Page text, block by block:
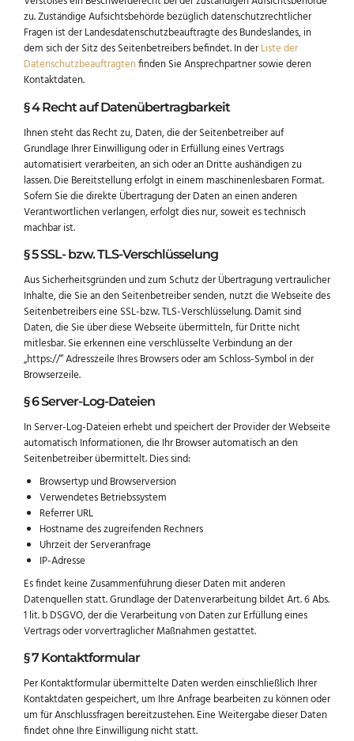
zu. Zuständige Aufsichtsbehörde bezüglich datenschutzrechtlicher
Fragen ist der Landesdatenschutzbeauftragte des Bundeslandes, in
dem sich der Sitz des Seitenbetreibers befindet. In derListe der
Datenschutzbeauftragtenfinden Sie Ansprechpartner sowie deren
Kontaktdaten.
§ 4 Recht auf Datenübertragbarkeit
Ihnen steht das Recht zu, Daten, die der Seitenbetreiber auf
Grundlage Ihrer Einwilligung oder in Erfüllung eines Vertrags
automatisiert verarbeiten, an sich oder an Dritte aushändigen zu
lassen. Die Bereitstellung erfolgt in einem maschinenlesbaren Format.
Sofern Sie die direkte Übertragung der Daten an einen anderen
Verantwortlichen verlangen, erfolgt dies nur, soweit es technisch
machbar ist.
§ 5 SSL- bzw. TLS-Verschlüsselung
Aus Sicherheitsgründen und zum Schutz der Übertragung vertraulicher
Inhalte, die Sie an den Seitenbetreiber senden, nutzt die Webseite des
Seitenbetreibers eine SSL-bzw. TLS-Verschlüsselung. Damit sind
Daten, die Sie über diese Webseite übermitteln, für Dritte nicht
mitlesbar. Sie erkennen eine verschlüsselte Verbindung an der
„https://“ Adresszeile Ihres Browsers oder am Schloss-Symbol in der
Browserzeile.
§ 6 Server-Log-Dateien
In Server-Log-Dateien erhebt und speichert der Provider der Webseite
automatisch Informationen, die Ihr Browser automatisch an den
Seitenbetreiber übermittelt. Dies sind:
Browsertyp und Browserversion
Verwendetes Betriebssystem
Referrer URL
Hostname des zugreifenden Rechners
Uhrzeit der Serveranfrage
IP-Adresse
Es findet keine Zusammenführung dieser Daten mit anderen
Datenquellen statt. Grundlage der Datenverarbeitung bildet Art. 6 Abs.
1 lit. b DSGVO, der die Verarbeitung von Daten zur Erfüllung eines
Vertrags oder vorvertraglicher Maßnahmen gestattet.
§ 7 Kontaktformular
Per Kontaktformular übermittelte Daten werden einschließlich Ihrer
Kontaktdaten gespeichert, um Ihre Anfrage bearbeiten zu können oder
um für Anschlussfragen bereitzustehen. Eine Weitergabe dieser Daten
findet ohne Ihre Einwilligung nicht statt.